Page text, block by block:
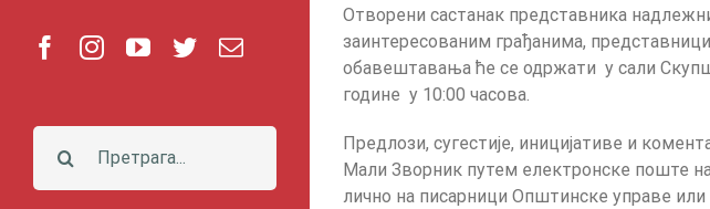
Facebook
Instagram
YouTube
Twitter
Е-
Претрага:
Отворени састанак представника
заинтересованим грађанима,
обавештавања ће се одржати у сали
године у 10:00 часова.
Предлози, сугестије, иницијативе и
Мали Зворник путем електронске поште
лично на писарници Општинске управе